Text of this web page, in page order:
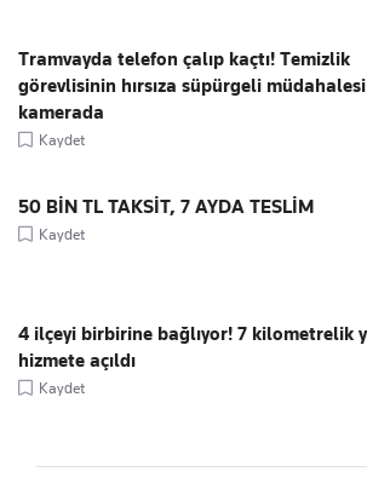
Tramvayda telefon çalıp kaçtı! Temizlik
görevlisinin hırsıza süpürgeli müdahalesi
kamerada
Kaydet
50 BİN TL TAKSİT, 7 AYDA TESLİM
Kaydet
4 ilçeyi birbirine bağlıyor! 7 kilometrelik
hizmete açıldı
Kaydet